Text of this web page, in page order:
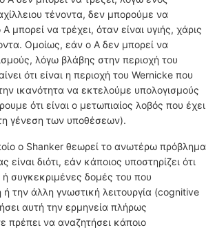
τένοντα, δεν μπορούμε να
μπορεί να τρέχει, όταν είναι υγιής, χάρις
Ομοίως, εάν ο Α δεν μπορεί να
λόγω βλάβης στην περιοχή του
ότι είναι η περιοχή του Wernicke που
ικανότητα να εκτελούμε υπολογισμούς
ότι είναι ο μετωπιαίος λοβός που έχει
γένεση των υποθέσεων).
ο Shanker θεωρεί το ανωτέρω πρόβλημα
είναι διότι, εάν κάποιος υποστηρίζει ότι
ή συγκεκριμένες δομές του που
ή την άλλη γνωστική λειτουργία (cognitive
αυτή την ερμηνεία πλήρως
πρέπει να αναζητήσει κάποιο